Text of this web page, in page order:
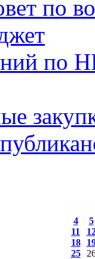
по
по
4
5
11
18
25